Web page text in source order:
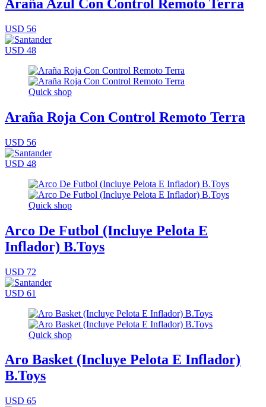
Araña Azul Con Control Remoto Terra
USD 56
USD 48
Quick shop
Araña Roja Con Control Remoto Terra
USD 56
USD 48
Quick shop
Arco De Futbol (Incluye Pelota E
Inflador) B.Toys
USD 72
USD 61
Quick shop
Aro Basket (Incluye Pelota E Inflador)
B.Toys
USD 65